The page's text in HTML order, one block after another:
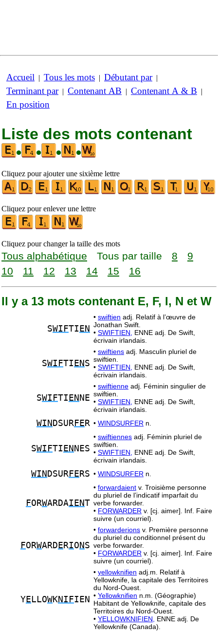
Accueil | Tous les mots | Débutant par|
Terminant par| Contenant AB | Contenant A & B |
En position
Liste des mots contenant
•
• • •
Cliquez pour ajouter une sixième lettre
Cliquez pour enlever une lettre
Cliquez pour changer la taille des mots
Tous alphabétique Tous par taille 8
9
10
11 12 13 14 15 16
Il y a 13 mots contenant E, F, I, N et W
SWIFTI EN
• swiftien adj. Relatif à l’œuvre de
Jonathan Swift.
• SWIFTIEN,
ENNE adj. De Swift,
écrivain irlandais.
SWIFTI EN S
• swiftiens adj. Masculin pluriel de
swiftien.
• SWIFTIEN,
ENNE adj. De Swift,
écrivain irlandais.
SWIFTI EN NE
• swiftienne adj. Féminin singulier de
swiftien.
• SWIFTIEN,
ENNE adj. De Swift,
écrivain irlandais.
WIN DSURFE R • WINDSURFER n.
SWIFTI EN NES
• swiftiennes adj. Féminin pluriel de
swiftien.
• SWIFTIEN,
ENNE adj. De Swift,
écrivain irlandais.
WIN DSURFE RS • WINDSURFER n.
FORWARDAIENT
• forwardaient v. Troisième personne
du pluriel de l’indicatif imparfait du
verbe forwarder.
• FORWARDER v. [cj. aimer]. Inf. Faire
suivre (un courriel).
FORWARD E RIO N S
• forwarderions v. Première personne
du pluriel du conditionnel présent du
verbe forwarder.
• FORWARDER v. [cj. aimer]. Inf. Faire
suivre (un courriel).
YE LLOWKNIFIEN
• yellowknifien adj.m. Relatif à
Yellowknife, la capitale des Territoires
du Nord-Ouest.
• Yellowknifien n.m. (Géographie)
Habitant de Yellowknife, capitale des
Territoires du Nord-Ouest.
• YELLOWKNIFIEN,
ENNE adj. De
Yellowknife (Canada).